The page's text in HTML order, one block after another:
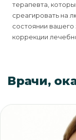
терапевта,
среагировать на
состоянии вашего
коррекции
Врачи,